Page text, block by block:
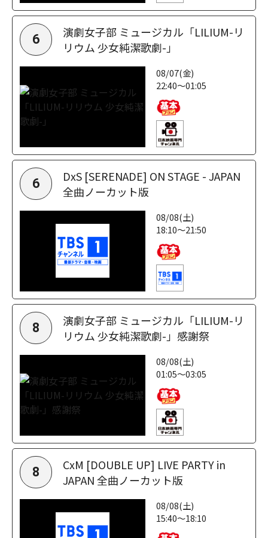
6
演劇女子部 ミュージカル「LILIUM-リ
リウム 少女純潔歌劇-」
08/07(金)
22:40～01:05
6
DxS [SERENADE] ON STAGE - JAPAN
全曲ノーカット版
08/08(土)
18:10～21:50
8
演劇女子部 ミュージカル「LILIUM-リ
リウム 少女純潔歌劇-」感謝祭
08/08(土)
01:05～03:05
8
CxM [DOUBLE UP] LIVE PARTY in
JAPAN 全曲ノーカット版
08/08(土)
15:40～18:10